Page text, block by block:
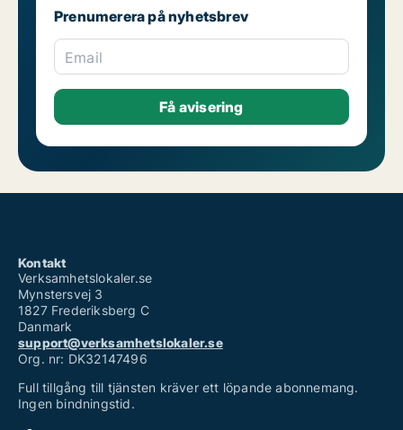
Prenumerera på nyhetsbrev
Email
Kontakt
Verksamhetslokaler.se
Mynstersvej 3
1827 Frederiksberg C
Danmark
support@verksamhetslokaler.se
Org. nr: DK32147496
Full tillgång till tjänsten kräver ett löpande abonnemang.
Ingen bindningstid.